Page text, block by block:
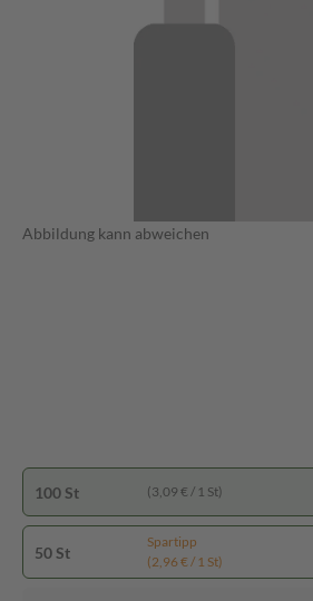
Abbildung kann abweichen
100 St (3,09 € / 1 St)
50 St
Spartipp
(2,96 € / 1 St)